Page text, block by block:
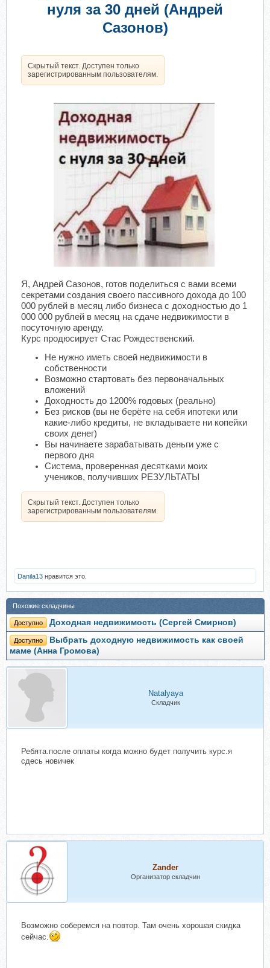
нуля за 30 дней (Андрей
Сазонов)
Скрытый текст. Доступен только
зарегистрированным пользователям.
Я, Андрей Сазонов, готов поделиться с вами всеми
секретами создания своего пассивного дохода до 100
000 рублей в месяц либо бизнеса с доходностью до 1
000 000 рублей в месяц на сдаче недвижимости в
посуточную аренду.
Курс продюсирует Стас Рождественский.
Не нужно иметь своей недвижимости в
собственности
Возможно стартовать без первоначальных
вложений
Доходность до 1200% годовых (реально)
Без рисков (вы не берёте на себя ипотеки или
какие-либо кредиты, не вкладываете ни копейки
своих денег)
Вы начинаете зарабатывать деньги уже с
первого дня
Система, проверенная десятками моих
учеников, получивших РЕЗУЛЬТАТЫ
Скрытый текст. Доступен только
зарегистрированным пользователям.
Danila13 нравится это.
Похожие складчины
Доступно Доходная недвижимость (Сергей Смирнов)
Доступно
Выбрать доходную недвижимость как своей
маме (Анна Громова)
Natalyaya
Складчик
Ребята.после оплаты когда можно будет получить курс.я
сдесь новичек
Zander
Организатор складчин
Возможно соберемся на повтор. Там очень хорошая скидка
сейчас.